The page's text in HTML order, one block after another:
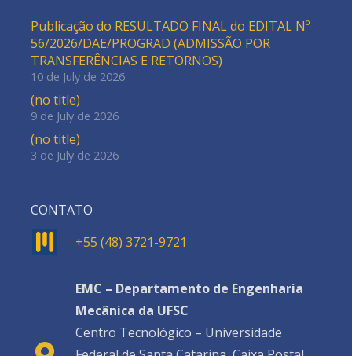
Publicação do RESULTADO FINAL do EDITAL Nº
56/2026/DAE/PROGRAD (ADMISSÃO POR
TRANSFERÊNCIAS E RETORNOS)
10 de July de 2026
(no title)
9 de July de 2026
(no title)
3 de July de 2026
CONTATO
+55 (48) 3721-9721
EMC – Departamento de Engenharia
Mecânica da UFSC
Centro Tecnológico – Universidade